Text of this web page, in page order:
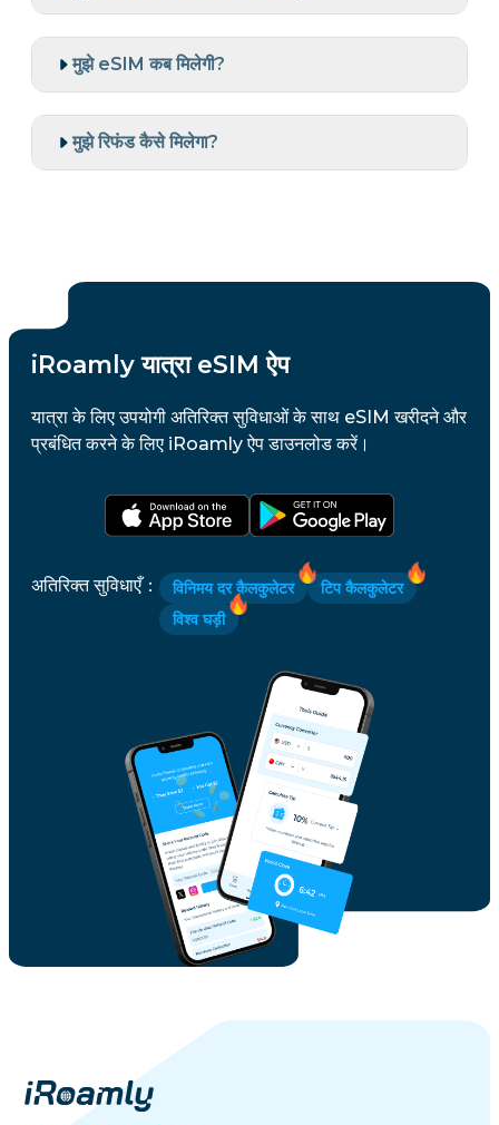
मुझे eSIM कब मिलेगी?
मुझे रिफंड कैसे मिलेगा?
iRoamly यात्रा eSIM ऐप
यात्रा के लिए उपयोगी अतिरिक्त सुविधाओं के साथ eSIM खरीदने और
प्रबंधित करने के लिए iRoamly ऐप डाउनलोड करें।
अतिरिक्त सुविधाएँ： विनिमय दर कैलकुलेटर
टिप कैलकुलेटर
विश्व घड़ी